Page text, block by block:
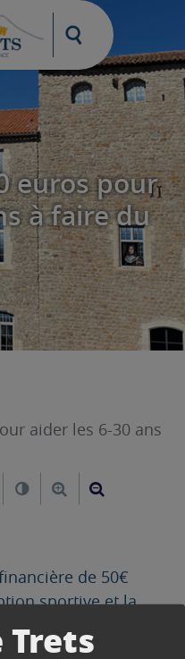
Trets
Moteur de
euros pour
à faire du
aider les 6-30 ans
Twitter
par e-mail
ImprimerChanger leAgrandir le
de 50€
sportive et la
6,5 millions de
30 ans. Valable